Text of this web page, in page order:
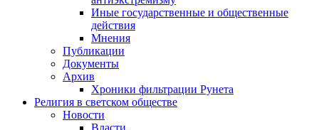
Иные государственные и общественные
действия
Мнения
Публикации
Документы
Архив
Хроники фильтрации Рунета
Религия в светском обществе
Новости
Власти